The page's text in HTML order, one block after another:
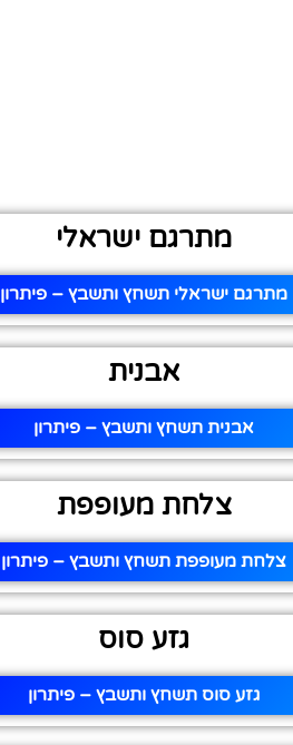
מתרגם ישראלי
מתרגם ישראלי תשחץ ותשבץ – פיתרון
אבנית
אבנית תשחץ ותשבץ – פיתרון
צלחת מעופפת
צלחת מעופפת תשחץ ותשבץ – פיתרון
גזע סוס
גזע סוס תשחץ ותשבץ – פיתרון